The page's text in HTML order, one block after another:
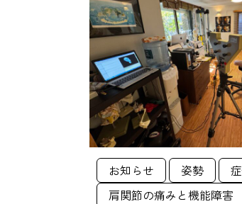
お知らせ 姿勢
肩関節の痛みと機能障害